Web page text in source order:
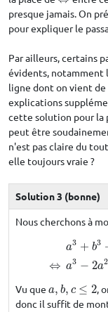
presque jamais. On
pour expliquer le
Par ailleurs, certains
évidents, notamment
ligne dont on vient
explications
cette solution pour la
peut être
n'est pas claire du
elle toujours vraie ?
Solution 3 (bonne)
Nous cherchons à
⇔
a3 + b3
a3 − 2a2
c3
Vu que a, b, c ≤ 2
a,b,c ≤2 ,
donc il suffit de